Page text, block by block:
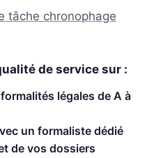
tâche chronophage
de service sur :
légales de A à
un formaliste dédié
de vos dossiers